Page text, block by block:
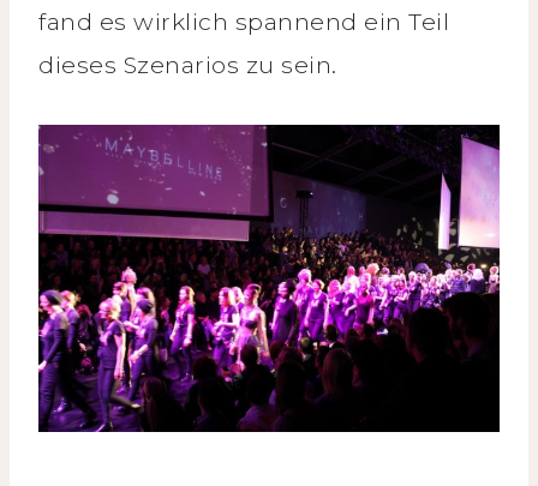
fand es wirklich spannend ein Teil
dieses Szenarios zu sein.